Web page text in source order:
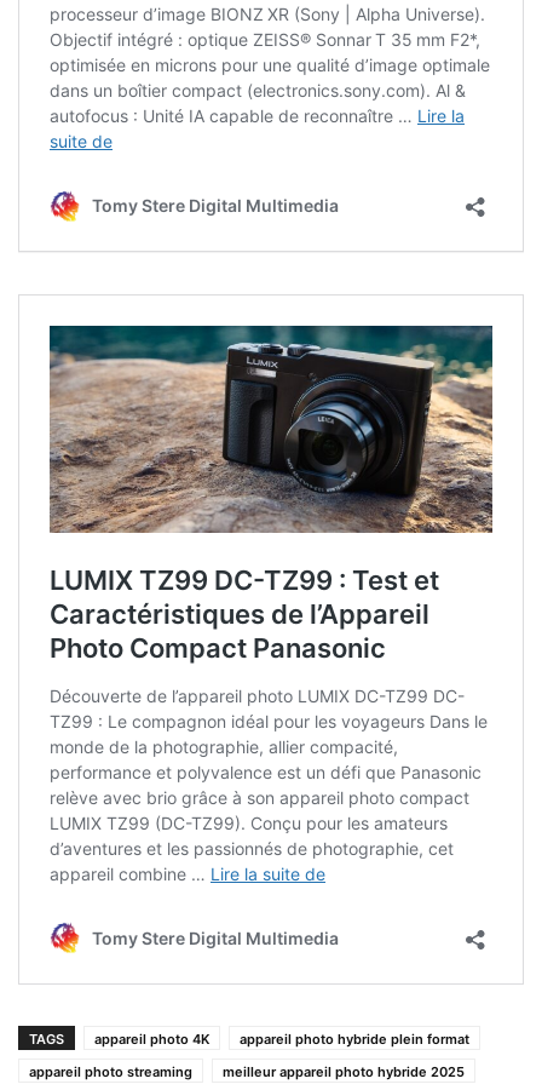
TAGS appareil photo 4K
appareil photo hybride plein format
appareil photo streaming
meilleur appareil photo hybride 2025